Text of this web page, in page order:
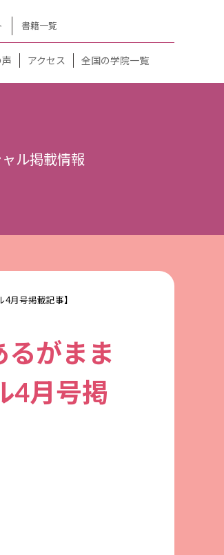
書籍一覧
アクセス 全国の学院一覧
ル掲載情報
月号掲載記事】
がまま
4月号掲